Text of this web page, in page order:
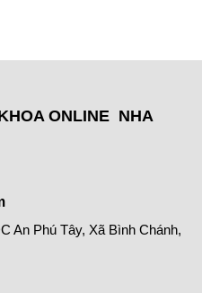
ONLINE NHA
An Phú Tây, Xã Bình Chánh,